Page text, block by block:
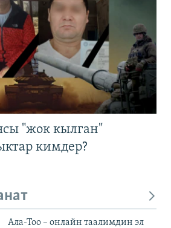
"жок кылган"
кимдер?
Ала-Тоо – онлайн таалимдин эл